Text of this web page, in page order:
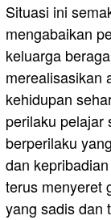
Situasi ini
mengabaikan
keluarga
merealisasikan
kehidupan
perilaku pelajar
berperilaku
dan
terus menyeret
yang sadis dan